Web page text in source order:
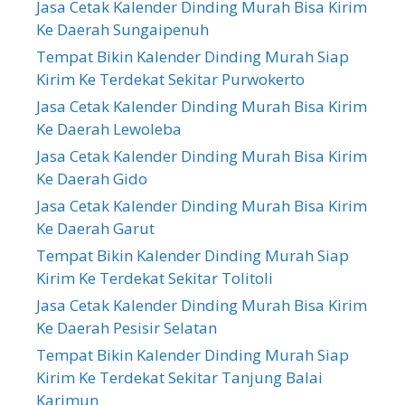
Jasa Cetak Kalender Dinding Murah Bisa Kirim
Ke Daerah Sungaipenuh
Tempat Bikin Kalender Dinding Murah Siap
Kirim Ke Terdekat Sekitar Purwokerto
Jasa Cetak Kalender Dinding Murah Bisa Kirim
Ke Daerah Lewoleba
Jasa Cetak Kalender Dinding Murah Bisa Kirim
Ke Daerah Gido
Jasa Cetak Kalender Dinding Murah Bisa Kirim
Ke Daerah Garut
Tempat Bikin Kalender Dinding Murah Siap
Kirim Ke Terdekat Sekitar Tolitoli
Jasa Cetak Kalender Dinding Murah Bisa Kirim
Ke Daerah Pesisir Selatan
Tempat Bikin Kalender Dinding Murah Siap
Kirim Ke Terdekat Sekitar Tanjung Balai
Karimun